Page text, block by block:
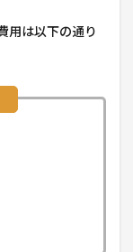
用は以下の通り